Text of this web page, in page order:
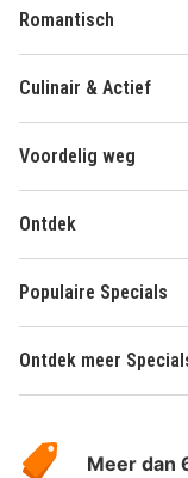
Romantisch
Culinair & Actief
Voordelig weg
Ontdek
Populaire Specials
Ontdek meer
HotelSpecials
Meer dan